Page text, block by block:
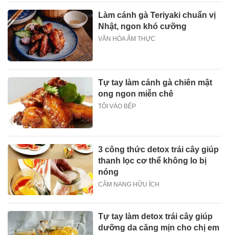
Làm cánh gà Teriyaki chuẩn vị
Nhật, ngon khó cưỡng
VĂN HÓA ẨM THỰC
Tự tay làm cánh gà chiên mật
ong ngon miễn chê
TÔI VÀO BẾP
3 công thức detox trái cây giúp
thanh lọc cơ thể không lo bị
nóng
CẨM NANG HỮU ÍCH
Tự tay làm detox trái cây giúp
dưỡng da căng mịn cho chị em